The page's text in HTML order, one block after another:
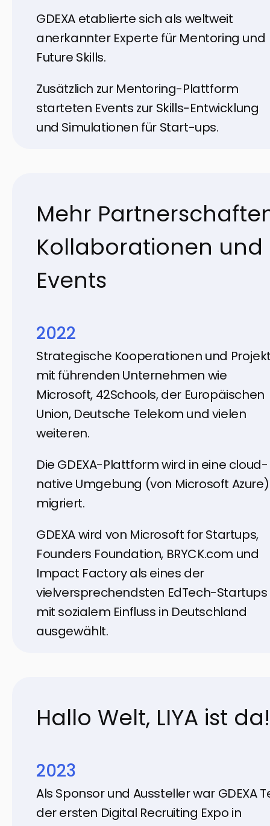
GDEXA etablierte sich als weltweit
anerkannter Experte für Mentoring und
Future Skills.
Zusätzlich zur Mentoring-Plattform
starteten Events zur Skills-Entwicklung
und Simulationen für Start-ups.
Mehr
Kollaborationen und
Events
2022
Strategische Kooperationen und
mit führenden Unternehmen wie
Microsoft, 42Schools, der Europäischen
Union, Deutsche Telekom und vielen
weiteren.
Die GDEXA-Plattform wird in eine cloud-
native Umgebung (von Microsoft Azure)
migriert.
GDEXA wird von Microsoft for Startups,
Founders Foundation, BRYCK.com und
Impact Factory als eines der
vielversprechendsten EdTech-Startups
mit sozialem Einfluss in Deutschland
ausgewählt.
Hallo Welt, LIYA ist da!
2023
Als Sponsor und Aussteller war GDEXA
der ersten Digital Recruiting Expo in